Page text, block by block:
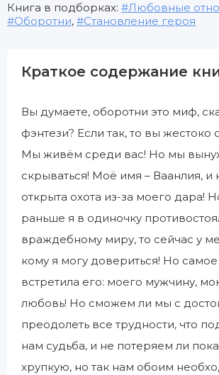
Книга в подборках: Любовные
Оборотни, Становление героя
Краткое содержание
Вы думаете, оборотни это миф,
фэнтези? Если так, то вы жестоко
Мы живём среди вас! Но мы
скрываться! Моё имя – Ваанлия, и
открыта охота из-за моего дара!
раньше я в одиночку
враждебному миру, то сейчас у
кому я могу довериться! Но самое
встретила его: моего мужчину,
любовь! Но сможем ли мы с
преодолеть все трудности, что
нам судьба, и не потеряем ли
хрупкую, но так нам обоим